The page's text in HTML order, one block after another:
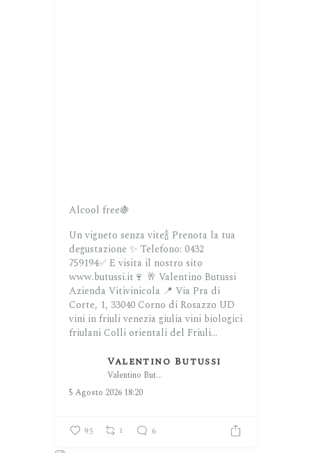
Alcool free🍇
Un vigneto senza vite🍾 Prenota la tua
degustazione ✨ Telefono: 0432
759194✅ E visita il nostro sito
www.butussi.it🍷 🥂 Valentino Butussi
Azienda Vitivinicola 📍 Via Pra di
Corte, 1, 33040 Corno di Rosazzo UD
vini in friuli venezia giulia vini biologici
friulani Colli orientali del Friuli...
Valentino Butussi
Valentino Butussi
5 Agosto 2026 18:20
95 1 6